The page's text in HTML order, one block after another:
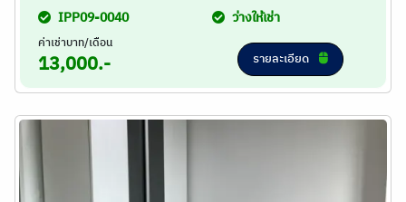
IPP09-0040 ว่างให้เช่า
ค่าเช่าบาท/เดือน
13,000.- รายละเอียด